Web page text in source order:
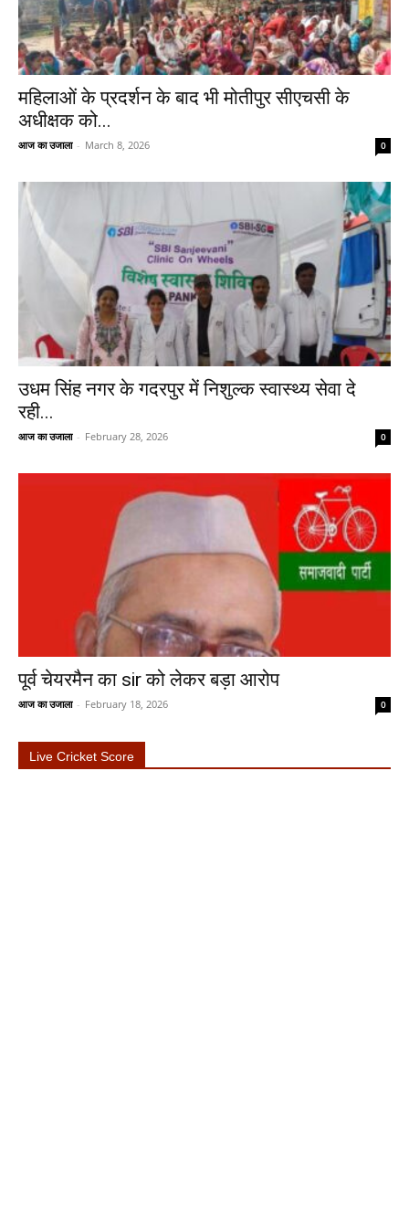
महिलाओं के प्रदर्शन के बाद भी मोतीपुर सीएचसी के
अधीक्षक को...
आज का उजाला - March 8, 2026 0
उधम सिंह नगर के गदरपुर में निशुल्क स्वास्थ्य सेवा दे
रही...
आज का उजाला - February 28, 2026 0
पूर्व चेयरमैन का sir को लेकर बड़ा आरोप
आज का उजाला - February 18, 2026 0
Live Cricket Score